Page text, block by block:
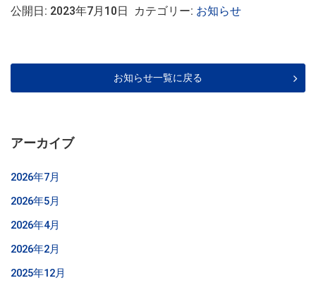
公開日: 2023年7月10日 カテゴリー: お知らせ
お知らせ一覧に戻る
アーカイブ
2026年7月
2026年5月
2026年4月
2026年2月
2025年12月